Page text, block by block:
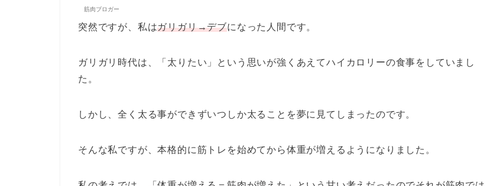
筋肉ブロガー
突然ですが、私はガリガリ→デブになった人間です。
ガリガリ時代は、「太りたい」という思いが強くあえてハイカロリーの食事をしていまし
た。
しかし、全く太る事ができずいつしか太ることを夢に見てしまったのです。
そんな私ですが、本格的に筋トレを始めてから体重が増えるようになりました。